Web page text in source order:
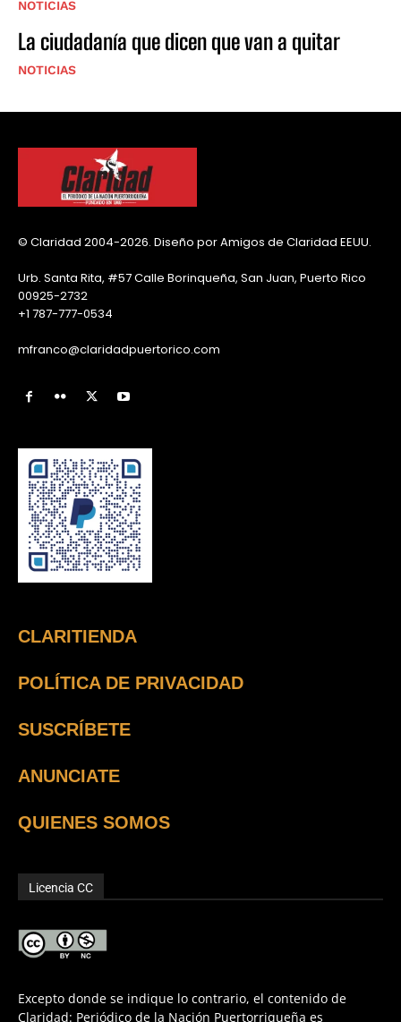
NOTICIAS
La ciudadanía que dicen que van a quitar
NOTICIAS
© Claridad 2004-2026. Diseño por Amigos de Claridad EEUU.
Urb. Santa Rita, #57 Calle Borinqueña, San Juan, Puerto Rico
00925-2732
+1 787-777-0534
mfranco@claridadpuertorico.com
CLARITIENDA
POLÍTICA DE PRIVACIDAD
SUSCRÍBETE
ANUNCIATE
QUIENES SOMOS
Licencia CC
Excepto donde se indique lo contrario, el contenido de
Claridad: Periódico de la Nación Puertorriqueña es